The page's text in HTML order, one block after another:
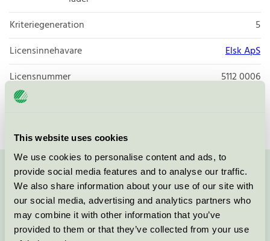
This website uses cookies
We use cookies to personalise content and ads, to
provide social media features and to analyse our traffic.
We also share information about your use of our site with
our social media, advertising and analytics partners who
may combine it with other information that you’ve
provided to them or that they’ve collected from your use
Kriteriegeneration
5
Licensinnehavare
Elsk ApS
Licensnummer
5112 0006
Varumärke
Kontakta oss på08-55 55 24 00eller via formuläret: